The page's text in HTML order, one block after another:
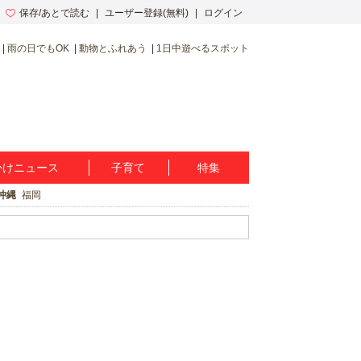
保存/あとで読む ユーザー登録(無料) ログイン
雨の日でもOK 動物とふれあう 1日中遊べるスポット
ニュース 子育て 特集
縄 福岡